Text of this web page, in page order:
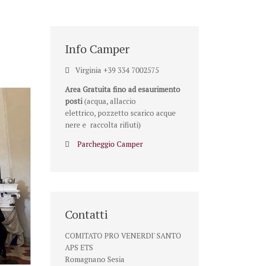
Info Camper
Virginia +39 334 7002575
Area Gratuita fino ad esaurimento
posti (acqua, allaccio
elettrico, pozzetto scarico acque
nere e raccolta rifiuti)
Parcheggio Camper
Contatti
COMITATO PRO VENERDI' SANTO
APS ETS
Romagnano Sesia